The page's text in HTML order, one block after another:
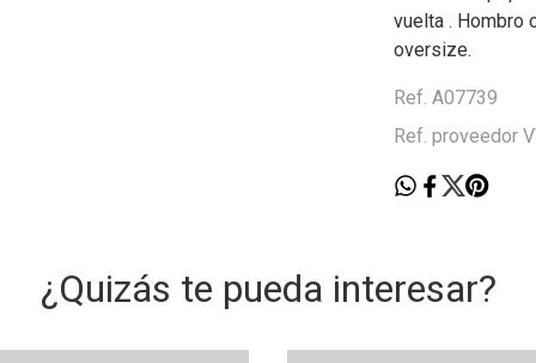
vuelta . Hombro
oversize.
Ref. A07739
Ref. proveedor
¿Quizás te pueda interesar?